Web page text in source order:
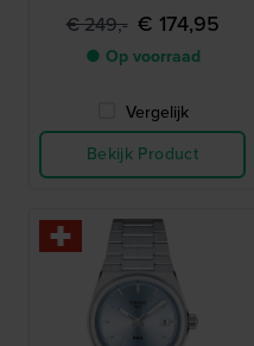
€ 249,- € 174,95
● Op voorraad
Vergelijk
Bekijk Product